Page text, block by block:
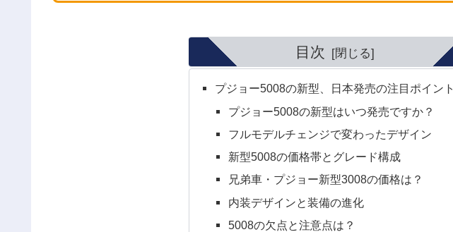
目次
プジョー5008の新型、日本発売の注目ポイント
プジョー5008の新型はいつ発売ですか？
フルモデルチェンジで変わったデザイン
新型5008の価格帯とグレード構成
兄弟車・プジョー新型3008の価格は？
内装デザインと装備の進化
5008の欠点と注意点は？